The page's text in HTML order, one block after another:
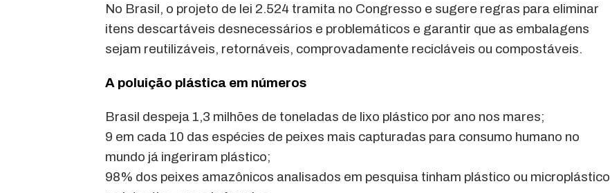
No Brasil, o projeto de lei 2.524 tramita no Congresso e sugere regras para eliminar
itens descartáveis desnecessários e problemáticos e garantir que as embalagens
sejam reutilizáveis, retornáveis, comprovadamente recicláveis ou compostáveis.
A poluição plástica em números
Brasil despeja 1,3 milhões de toneladas de lixo plástico por ano nos mares;
9 em cada 10 das espécies de peixes mais capturadas para consumo humano no
mundo já ingeriram plástico;
98% dos peixes amazônicos analisados em pesquisa tinham plástico ou microplástico